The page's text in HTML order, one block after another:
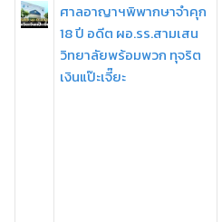
ศาลอาญาฯพิพากษาจำคุก
18 ปี อดีต ผอ.รร.สามเสน
วิทยาลัยพร้อมพวก ทุจริต
เงินแป๊ะเจี๊ยะ